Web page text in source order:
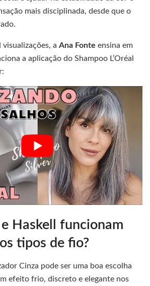
mais disciplinada, desde que o
a Ana Fonte ensina em
a aplicação do Shampoo L’Oréal
Haskell funcionam
tipos de fio?
Cinza pode ser uma boa escolha
efeito frio, discreto e elegante nos